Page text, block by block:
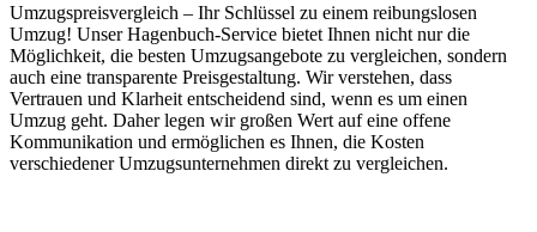
Umzugspreisvergleich – Ihr Schlüssel zu einem reibungslosen
Umzug! Unser Hagenbuch-Service bietet Ihnen nicht nur die
Möglichkeit, die besten Umzugsangebote zu vergleichen, sondern
auch eine transparente Preisgestaltung. Wir verstehen, dass
Vertrauen und Klarheit entscheidend sind, wenn es um einen
Umzug geht. Daher legen wir großen Wert auf eine offene
Kommunikation und ermöglichen es Ihnen, die Kosten
verschiedener Umzugsunternehmen direkt zu vergleichen.